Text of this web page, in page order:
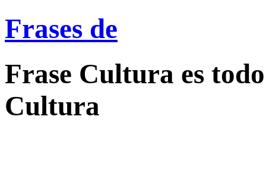
Frases de
Frase Cultura es
Cultura